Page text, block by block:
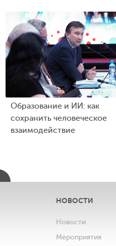
Образование и ИИ: как
сохранить человеческое
взаимодействие
НОВОСТИ
Новости
Мероприятия